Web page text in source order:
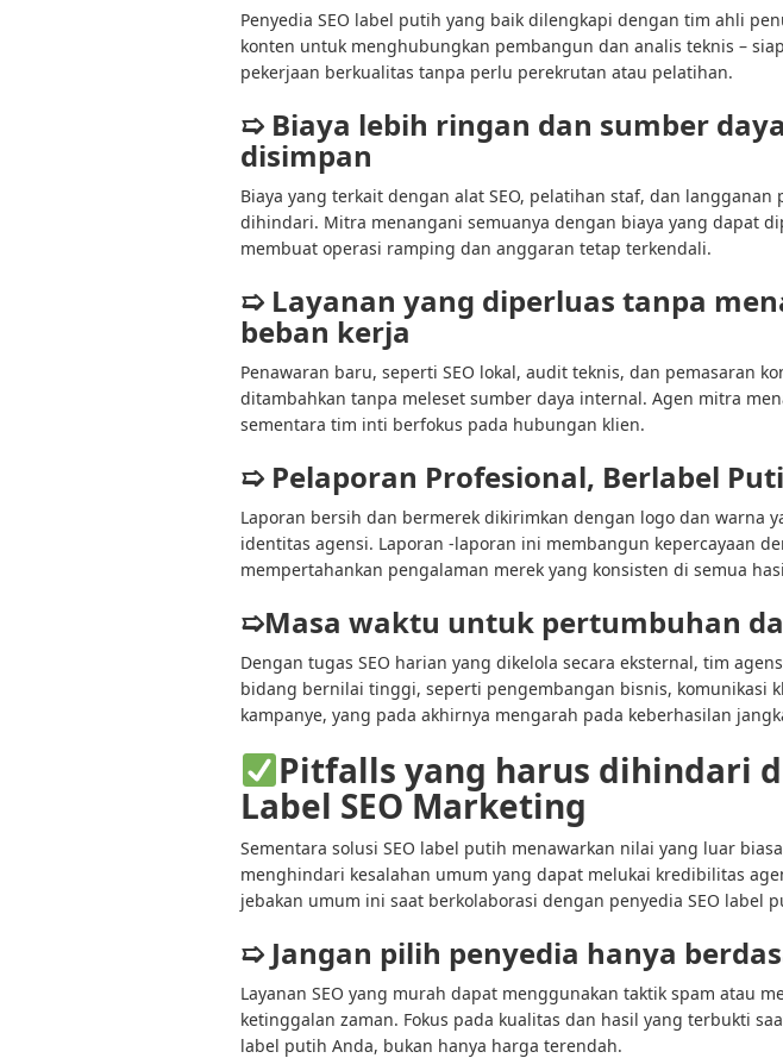
Penyedia SEO label putih yang baik dilengkapi dengan tim ahli
konten untuk menghubungkan pembangun dan analis teknis –
pekerjaan berkualitas tanpa perlu perekrutan atau pelatihan.
➯ Biaya lebih ringan dan sumber
disimpan
Biaya yang terkait dengan alat SEO, pelatihan staf, dan langganan
dihindari. Mitra menangani semuanya dengan biaya yang dapat
membuat operasi ramping dan anggaran tetap terkendali.
➯ Layanan yang diperluas tanpa
beban kerja
Penawaran baru, seperti SEO lokal, audit teknis, dan pemasaran
ditambahkan tanpa meleset sumber daya internal. Agen mitra
sementara tim inti berfokus pada hubungan klien.
➯ Pelaporan Profesional, Berlabel
Laporan bersih dan bermerek dikirimkan dengan logo dan warna
identitas agensi. Laporan -laporan ini membangun kepercayaan
mempertahankan pengalaman merek yang konsisten di semua
➯Masa waktu untuk pertumbuhan
Dengan tugas SEO harian yang dikelola secara eksternal, tim
bidang bernilai tinggi, seperti pengembangan bisnis, komunikasi
kampanye, yang pada akhirnya mengarah pada keberhasilan
Pitfalls yang harus dihindari
Label SEO Marketing
Sementara solusi SEO label putih menawarkan nilai yang luar
menghindari kesalahan umum yang dapat melukai kredibilitas
jebakan umum ini saat berkolaborasi dengan penyedia SEO label
➯ Jangan pilih penyedia hanya
Layanan SEO yang murah dapat menggunakan taktik spam atau
ketinggalan zaman. Fokus pada kualitas dan hasil yang terbukti
label putih Anda, bukan hanya harga terendah.